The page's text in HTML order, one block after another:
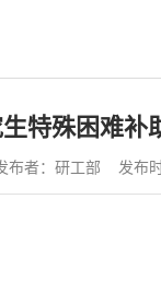
特殊困难补
布者：研工部 发布